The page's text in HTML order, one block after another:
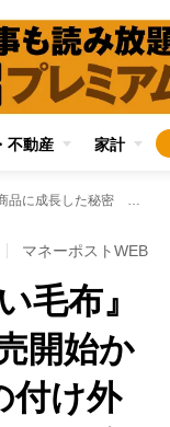
不動産 家計
【シリーズ13万枚突破】ニトリ『重い毛布』が大ヒット商品に成長した秘密 販売開始から5年で重ねられた改良、「カバーの付け外しが大変」「重くて洗いにくい」の声にも対応
マネーポストWEB
毛布』
開始か
付け外